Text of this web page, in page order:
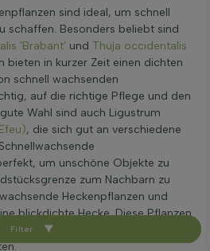
Filter
sind ideal, um schnell
schaffen. Besonders beliebt sind
'Brabant' und Thuja occidentalis
bieten in kurzer Zeit einen dichten
schnell wachsenden
auf die richtige Pflege und den
Wahl sind auch Ligustrum
, die sich gut an verschiedene
um unschöne Objekte zu
zum Nachbarn zu
Heckenpflanzen und
blickdichte Hecke. Diese Pflanzen
auch eine schöne